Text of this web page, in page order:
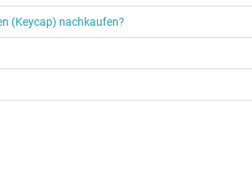
(Keycap) nachkaufen?